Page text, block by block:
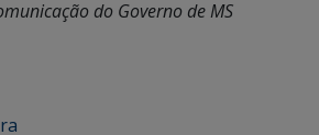
do Governo de MS